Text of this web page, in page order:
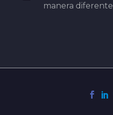
manera diferente